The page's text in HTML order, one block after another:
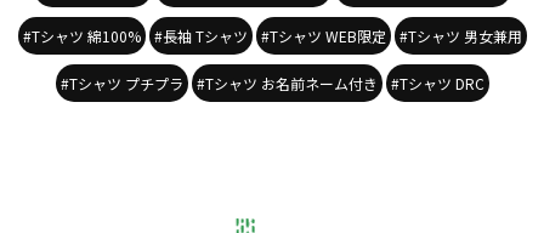
#Tシャツ 綿100% #長袖 Tシャツ #Tシャツ WEB限定 #Tシャツ 男女兼用
#Tシャツ プチプラ #Tシャツ お名前ネーム付き #Tシャツ DRC